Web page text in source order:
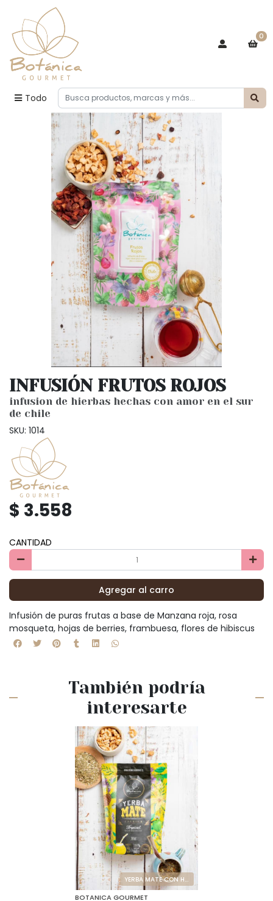
Todo
0
INFUSIÓN FRUTOS ROJOS
infusion de hierbas hechas con amor en el sur
de chile
SKU: 1014
$ 3.558
CANTIDAD
Agregar al carro
Infusión de puras frutas a base de Manzana roja, rosa
mosqueta, hojas de berries, frambuesa, flores de hibiscus
También podría
interesarte
YERBA MATE CON HIERBAS NATURALES
BOTANICA GOURMET